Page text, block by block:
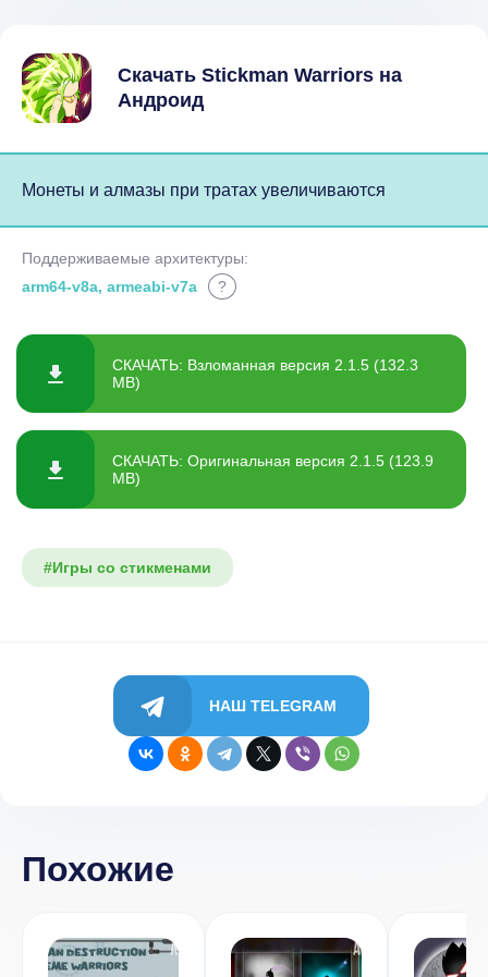
Скачать Stickman Warriors на
Андроид
Монеты и алмазы при тратах увеличиваются
Поддерживаемые архитектуры:
arm64-v8a, armeabi-v7a
?
СКАЧАТЬ: Взломанная версия 2.1.5 (132.3
MB)
СКАЧАТЬ: Оригинальная версия 2.1.5 (123.9
MB)
#Игры со стикменами
НАШ TELEGRAM
Похожие